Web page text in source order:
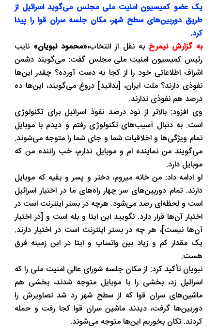
یک عضو کمیسیون امنیت ملی مجلس می‌گوید اسرائیل از
طریق دوربین‌های سطح شهر، مکان جلسه سران قوا را پیدا
کرد.
به گزارش نیمرخبه نقل از انتخاب،«محمود نبویان» نایب
رئیس کمیسیون امنیت ملی مجلس گفت: می‌گویند دشمن
اشراف اطلاعاتی خود را از کجا به دست آورده؟ چقدر این‌ها
نفوذی دارند؟ ملت ایران، [بدانید] دروغ می‌گویند، این‌ها ده
درصد هم نفوذی ندارند.
وی افزود: بالاتر از نود درصد نفوذ اسرائیل برای تکنولوژی
است. به دنبال آسیب‌های تکنولوژی رفتم و دیدم با موبایل
تمام ویژگی‌ها و اخلاقیات شما و جای شما را متوجه می‌شوند.
می‌گویند من نماینده ام و موبایل ندارم، خب راننده من که
موبایل دارد.
او ادامه داد: من خانه میروم، دختر و پسر و بقیه که موبایل
دارند. تمام دوربین‌های سر چهار راه‌های ما در اختیار اسرائیل
است و لحظه‌ای رصد می‌شود. هرچه در بستر اینترنت است در
اختیار آن‌ها قرار دارد. نگویید این ایتا و بله است و [در اختیار
آن‌ها نیست]، هر چه در بستر اینترنت است در اختیار دارند.
یک مقدار کم و زیاد بین واتساپ و ایتا در این زمینه فرق
هست.
نبویان تأکید کرد: از مکان جلسه شورای عالی امنیت ملی را که
اسرائیل زد، بخشی را با موبایل متوجه شدند، بخشی هم
ماشین‌های سران قوا که از سطح شهر رد شد تصاویرش را
دوربین‌ها گرفت، دیدند ماشین سران قوا کجا رفت و حمله
کردند. تکان بخوریم این‌ها متوجه می‌شوند.